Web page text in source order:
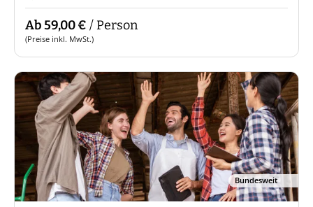
Ab 59,00 € / Person
(Preise inkl. MwSt.)
Bundesweit